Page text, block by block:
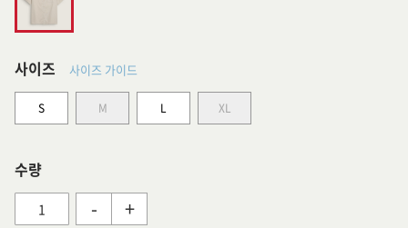
사이즈 사이즈 가이드
S M L XL
수량
- +